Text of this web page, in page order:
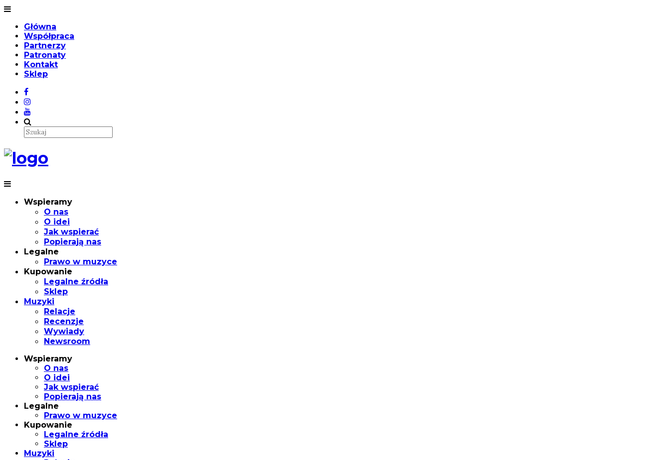
Główna
Współpraca
Partnerzy
Patronaty
Kontakt
Sklep
Wspieramy
O nas
O idei
Jak wspierać
Popierają nas
Legalne
Prawo w muzyce
Kupowanie
Legalne źródła
Sklep
Muzyki
Relacje
Recenzje
Wywiady
Newsroom
Wspieramy
O nas
O idei
Jak wspierać
Popierają nas
Legalne
Prawo w muzyce
Kupowanie
Legalne źródła
Sklep
Muzyki